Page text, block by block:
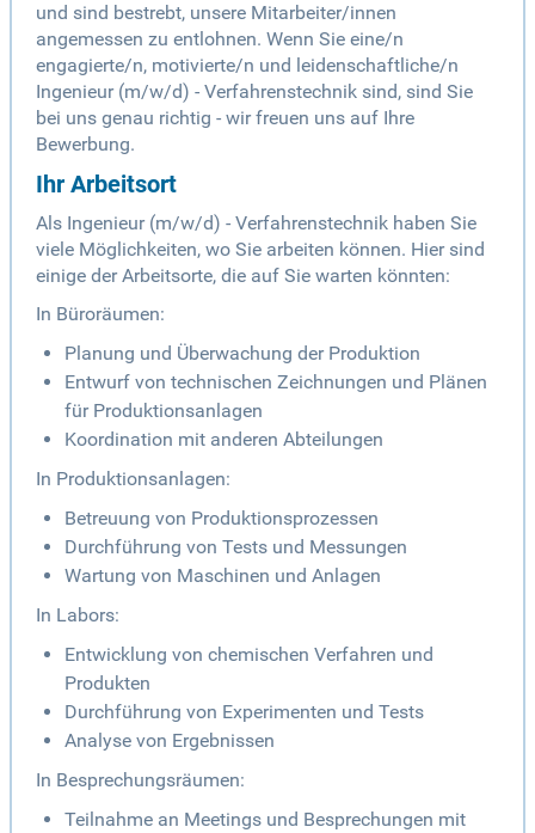
und sind bestrebt, unsere Mitarbeiter/innen
angemessen zu entlohnen. Wenn Sie eine/n
engagierte/n, motivierte/n und leidenschaftliche/n
Ingenieur (m/w/d) - Verfahrenstechnik sind, sind Sie
bei uns genau richtig - wir freuen uns auf Ihre
Bewerbung.
Ihr Arbeitsort
Als Ingenieur (m/w/d) - Verfahrenstechnik haben Sie
viele Möglichkeiten, wo Sie arbeiten können. Hier sind
einige der Arbeitsorte, die auf Sie warten könnten:
In Büroräumen:
Planung und Überwachung der Produktion
Entwurf von technischen Zeichnungen und Plänen
für Produktionsanlagen
Koordination mit anderen Abteilungen
In Produktionsanlagen:
Betreuung von Produktionsprozessen
Durchführung von Tests und Messungen
Wartung von Maschinen und Anlagen
In Labors:
Entwicklung von chemischen Verfahren und
Produkten
Durchführung von Experimenten und Tests
Analyse von Ergebnissen
In Besprechungsräumen:
Teilnahme an Meetings und Besprechungen mit